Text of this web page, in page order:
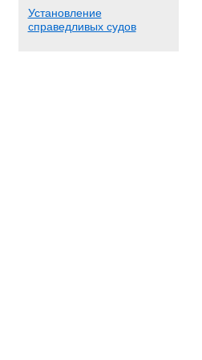
Установление
справедливых судов